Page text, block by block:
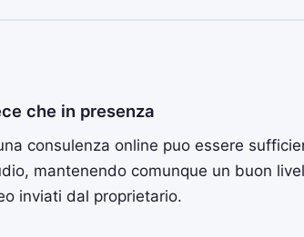
che in presenza
consulenza online puo essere
mantenendo comunque un buon
inviati dal proprietario.